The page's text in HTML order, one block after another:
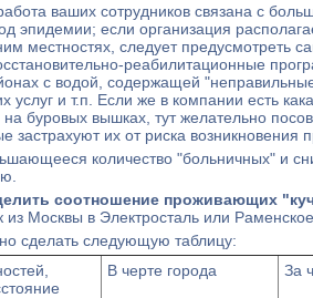
ваших сотрудников связана с
эпидемии; если организация
местностях, следует предусмотреть
реабилитационные
с водой, содержащей
услуг и т.п. Если же в компании есть
буровых вышках, тут желательно
застрахуют их от риска возникновения
количество "больничных" и
соотношение проживающих
из Москвы в Электросталь или
сделать следующую таблицу:
В черте города За